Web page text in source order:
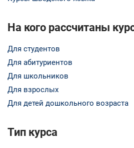
На кого рассчитаны
Для студентов
Для абитуриентов
Для школьников
Для взрослых
Для детей дошкольного возраста
Тип курса